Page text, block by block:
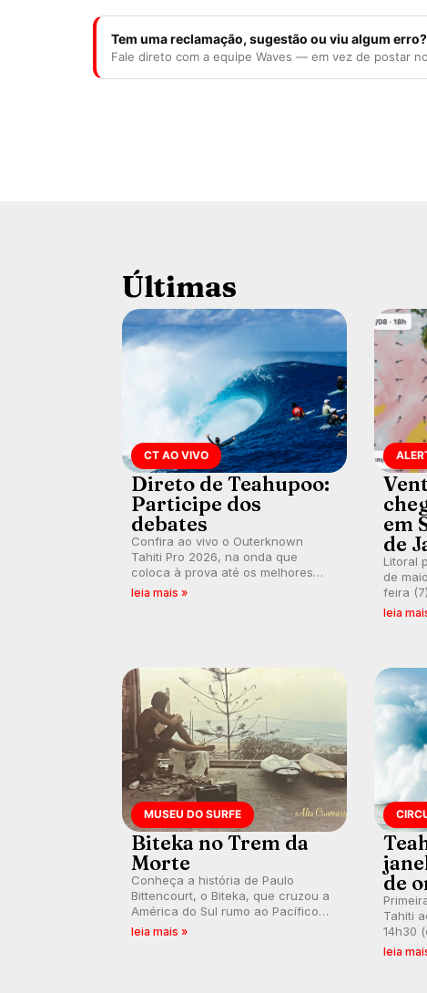
Tem uma reclamação, sugestão ou viu algum erro?
Fale direto com a equipe Waves — em vez de postar
Últimas
CT AO VIVO
Direto de Teahupoo:
Participe dos
debates
Confira ao vivo o Outerknown
Tahiti Pro 2026, na onda que
coloca à prova até os melhores
surfistas do mundo. E participe dos
leia mais »
em
de
Litoral
de
feira
leia
MUSEU DO SURFE
Biteka no Trem da
Morte
Conheça a história de Paulo
Bittencourt, o Biteka, que cruzou a
América do Sul rumo ao Pacífico
em uma jornada que se tornou um
leia mais »
de
Tahiti
14h30
swell
leia